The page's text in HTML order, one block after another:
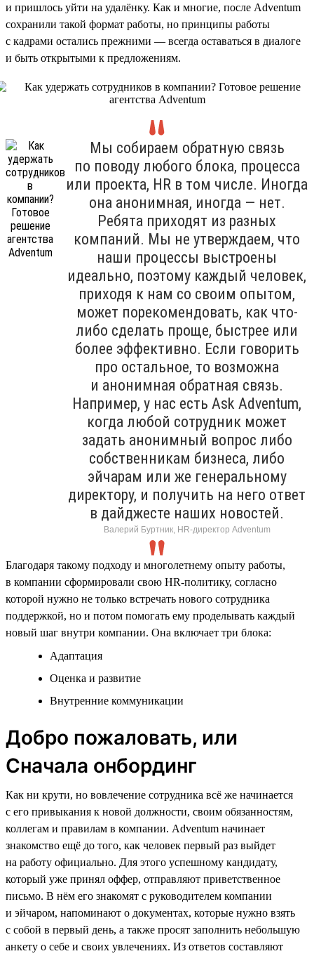
и пришлось уйти на удалёнку. Как и многие, после Adventum
сохранили такой формат работы, но принципы работы
с кадрами остались прежними — всегда оставаться в диалоге
и быть открытыми к предложениям.
Мы собираем обратную связь
по поводу любого блока, процесса
или проекта, HR в том числе. Иногда
она анонимная, иногда — нет.
Ребята приходят из разных
компаний. Мы не утверждаем, что
наши процессы выстроены
идеально, поэтому каждый человек,
приходя к нам со своим опытом,
может порекомендовать, как что-
либо сделать проще, быстрее или
более эффективно. Если говорить
про остальное, то возможна
и анонимная обратная связь.
Например, у нас есть Ask Adventum,
когда любой сотрудник может
задать анонимный вопрос либо
собственникам бизнеса, либо
эйчарам или же генеральному
директору, и получить на него ответ
в дайджесте наших новостей.
Валерий Буртник, HR-директор Adventum
Благодаря такому подходу и многолетнему опыту работы,
в компании сформировали свою HR-политику, согласно
которой нужно не только встречать нового сотрудника
поддержкой, но и потом помогать ему проделывать каждый
новый шаг внутри компании. Она включает три блока:
Адаптация
Оценка и развитие
Внутренние коммуникации
Добро пожаловать, или
Сначала онбординг
Как ни крути, но вовлечение сотрудника всё же начинается
с его привыкания к новой должности, своим обязанностям,
коллегам и правилам в компании. Adventum начинает
знакомство ещё до того, как человек первый раз выйдет
на работу официально. Для этого успешному кандидату,
который уже принял оффер, отправляют приветственное
письмо. В нём его знакомят с руководителем компании
и эйчаром, напоминают о документах, которые нужно взять
с собой в первый день, а также просят заполнить небольшую
анкету о себе и своих увлечениях. Из ответов составляют